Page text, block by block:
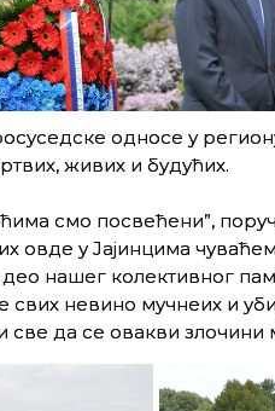
односе у
живих и будућих.
смо посвећени”,
овде у Jаjинцима
нашег колективног
свих невино мучнеих и
све да се овакви